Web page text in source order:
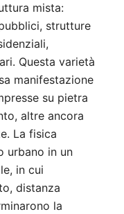
mista:
strutture
Questa varietà
manifestazione
su pietra
altre ancora
La fisica
urbano in un
in cui
distanza
la